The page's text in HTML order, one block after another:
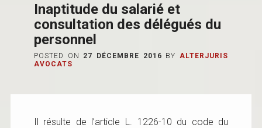
Inaptitude du salarié et
consultation des délégués du
personnel
POSTED ON 27 DÉCEMBRE 2016 BY ALTERJURIS
AVOCATS
Il résulte de l’article L. 1226-10 du code du